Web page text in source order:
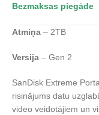
Bezmaksas piegāde
Atmiņa – 2TB
Versija – Gen 2
SanDisk Extreme
risinājums datu
video veidotājiem un